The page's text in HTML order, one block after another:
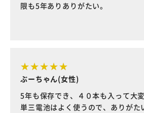
限も5年ありありがたい。
ぶーちゃん(女性)
5年も保存でき、４０本も入って大
単三電池はよく使うので、ありがた